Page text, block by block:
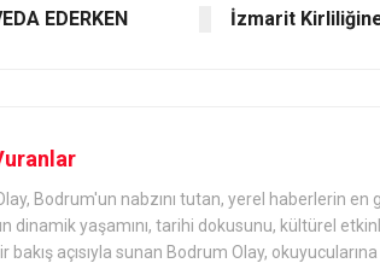
EDERKEN İzmarit
Bodrum'un nabzını tutan, yerel haberlerin en
dinamik yaşamını, tarihi dokusunu, kültürel
bakış açısıyla sunan Bodrum Olay,